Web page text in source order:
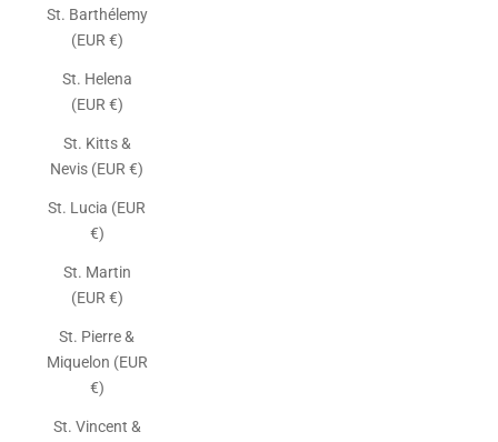
St. Barthélemy
(EUR €)
St. Helena
(EUR €)
St. Kitts &
Nevis (EUR €)
St. Lucia (EUR
€)
St. Martin
(EUR €)
St. Pierre &
Miquelon (EUR
€)
St. Vincent &